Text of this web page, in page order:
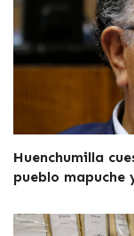
Huenchumilla
pueblo mapuche